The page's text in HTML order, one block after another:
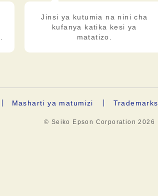
Jinsi ya kutumia na nini cha
kufanya katika kesi ya
matatizo.
Masharti ya matumizi Trademarks
© Seiko Epson Corporation2026